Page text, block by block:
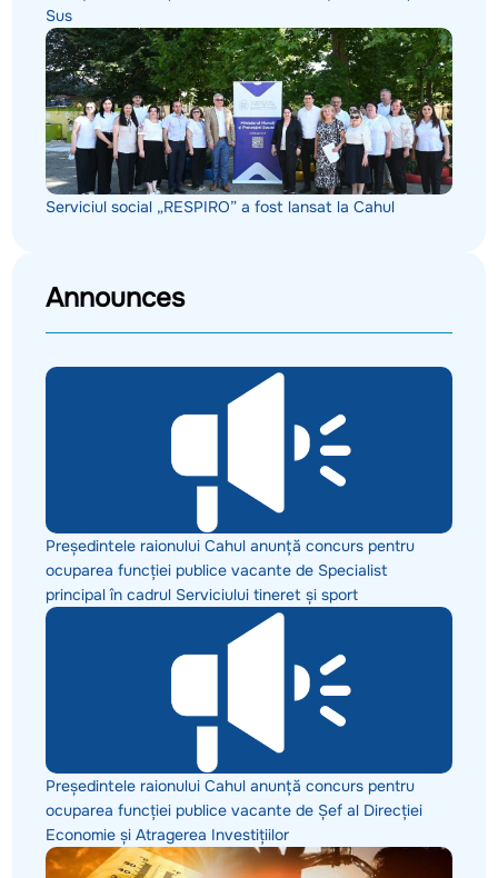
Sus
Serviciul social „RESPIRO” a fost lansat la Cahul
Announces
Președintele raionului Cahul anunță concurs pentru
ocuparea funcției publice vacante de Specialist
principal în cadrul Serviciului tineret și sport
Președintele raionului Cahul anunță concurs pentru
ocuparea funcției publice vacante de Șef al Direcției
Economie și Atragerea Investițiilor